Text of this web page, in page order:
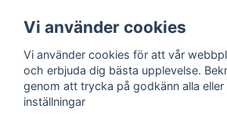
Logga in
Registrera dig
Glömt lösenord?
Vi använder cookies
Vi använder cookies för att vår
och erbjuda dig bästa upplevelse.
genom att trycka på godkänn alla eller
inställningar